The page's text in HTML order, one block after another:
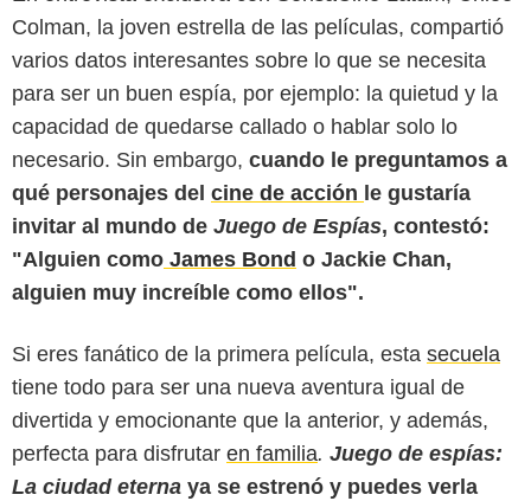
Colman, la joven estrella de las películas, compartió
varios datos interesantes sobre lo que se necesita
para ser un buen espía, por ejemplo: la quietud y la
capacidad de quedarse callado o hablar solo lo
necesario. Sin embargo, cuando le preguntamos a
qué personajes del cine de acción le gustaría
invitar al mundo de Juego de Espías, contestó:
"Alguien como James Bond o Jackie Chan,
alguien muy increíble como ellos".
Si eres fanático de la primera película, esta secuela
tiene todo para ser una nueva aventura igual de
divertida y emocionante que la anterior, y además,
perfecta para disfrutar en familia. Juego de espías:
La ciudad eterna ya se estrenó y puedes verla